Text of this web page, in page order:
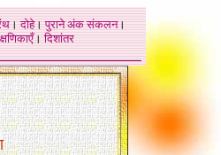
।दोहे।पुराने अंक संकलन।
क्षणिकाएँ।दिशांतर